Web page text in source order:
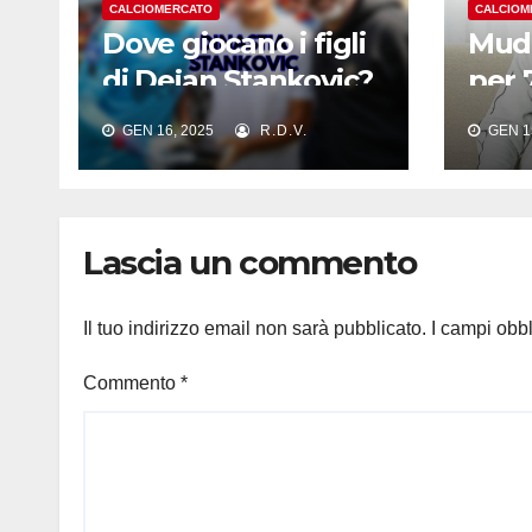
CALCIOMERCATO
Dove giocano i figli
di Dejan Stankovic?
Sono di proprietà
dell’Inter?
GEN 16, 2025 R.D.V.
per
GEN
Lascia un commento
Il tuo indirizzo email non sarà pubblicato. I campi
Commento *